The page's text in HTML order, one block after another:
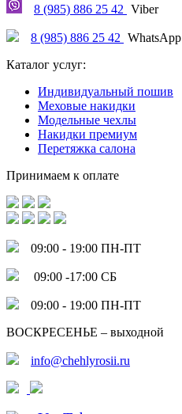
8 (985) 886 25 42 Viber
8 (985) 886 25 42 WhatsApp
Каталог услуг:
Индивидуальный пошив
Меховые накидки
Модельные чехлы
Накидки премиум
Перетяжка салона
Принимаем к оплате
09:00 - 19:00 ПН-ПТ
09:00 -17:00 СБ
09:00 - 19:00 ПН-ПТ
ВОСКРЕСЕНЬЕ – выходной
info@chehlyrosii.ru